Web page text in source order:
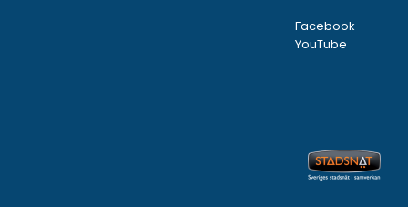
Facebook
YouTube